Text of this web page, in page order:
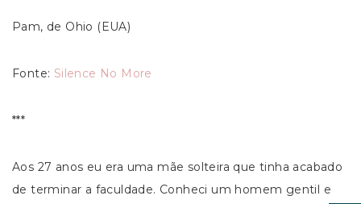
Pam, de Ohio (EUA)
Fonte: Silence No More
***
Aos 27 anos eu era uma mãe solteira que tinha acabado
de terminar a faculdade. Conheci um homem gentil e